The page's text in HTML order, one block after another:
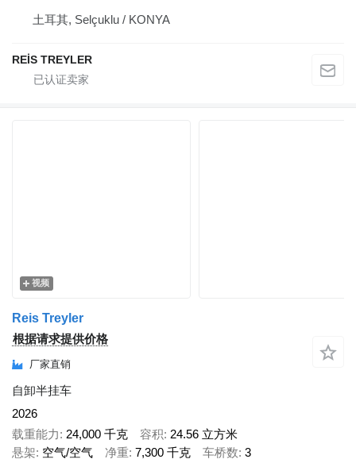
土耳其, Selçuklu / KONYA
REİS TREYLER
视频
Reis Treyler
根据请求提供价格
厂家直销
自卸半挂车
2026
载重能力
24,000 千克 容积 24.56 立方米
悬架 空气/空气 净重 7,300 千克 车桥数 3